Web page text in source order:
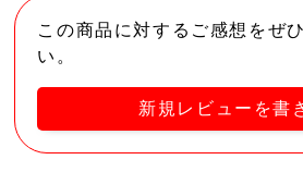
この商品に対するご感想をぜ
い。
新規レビューを書